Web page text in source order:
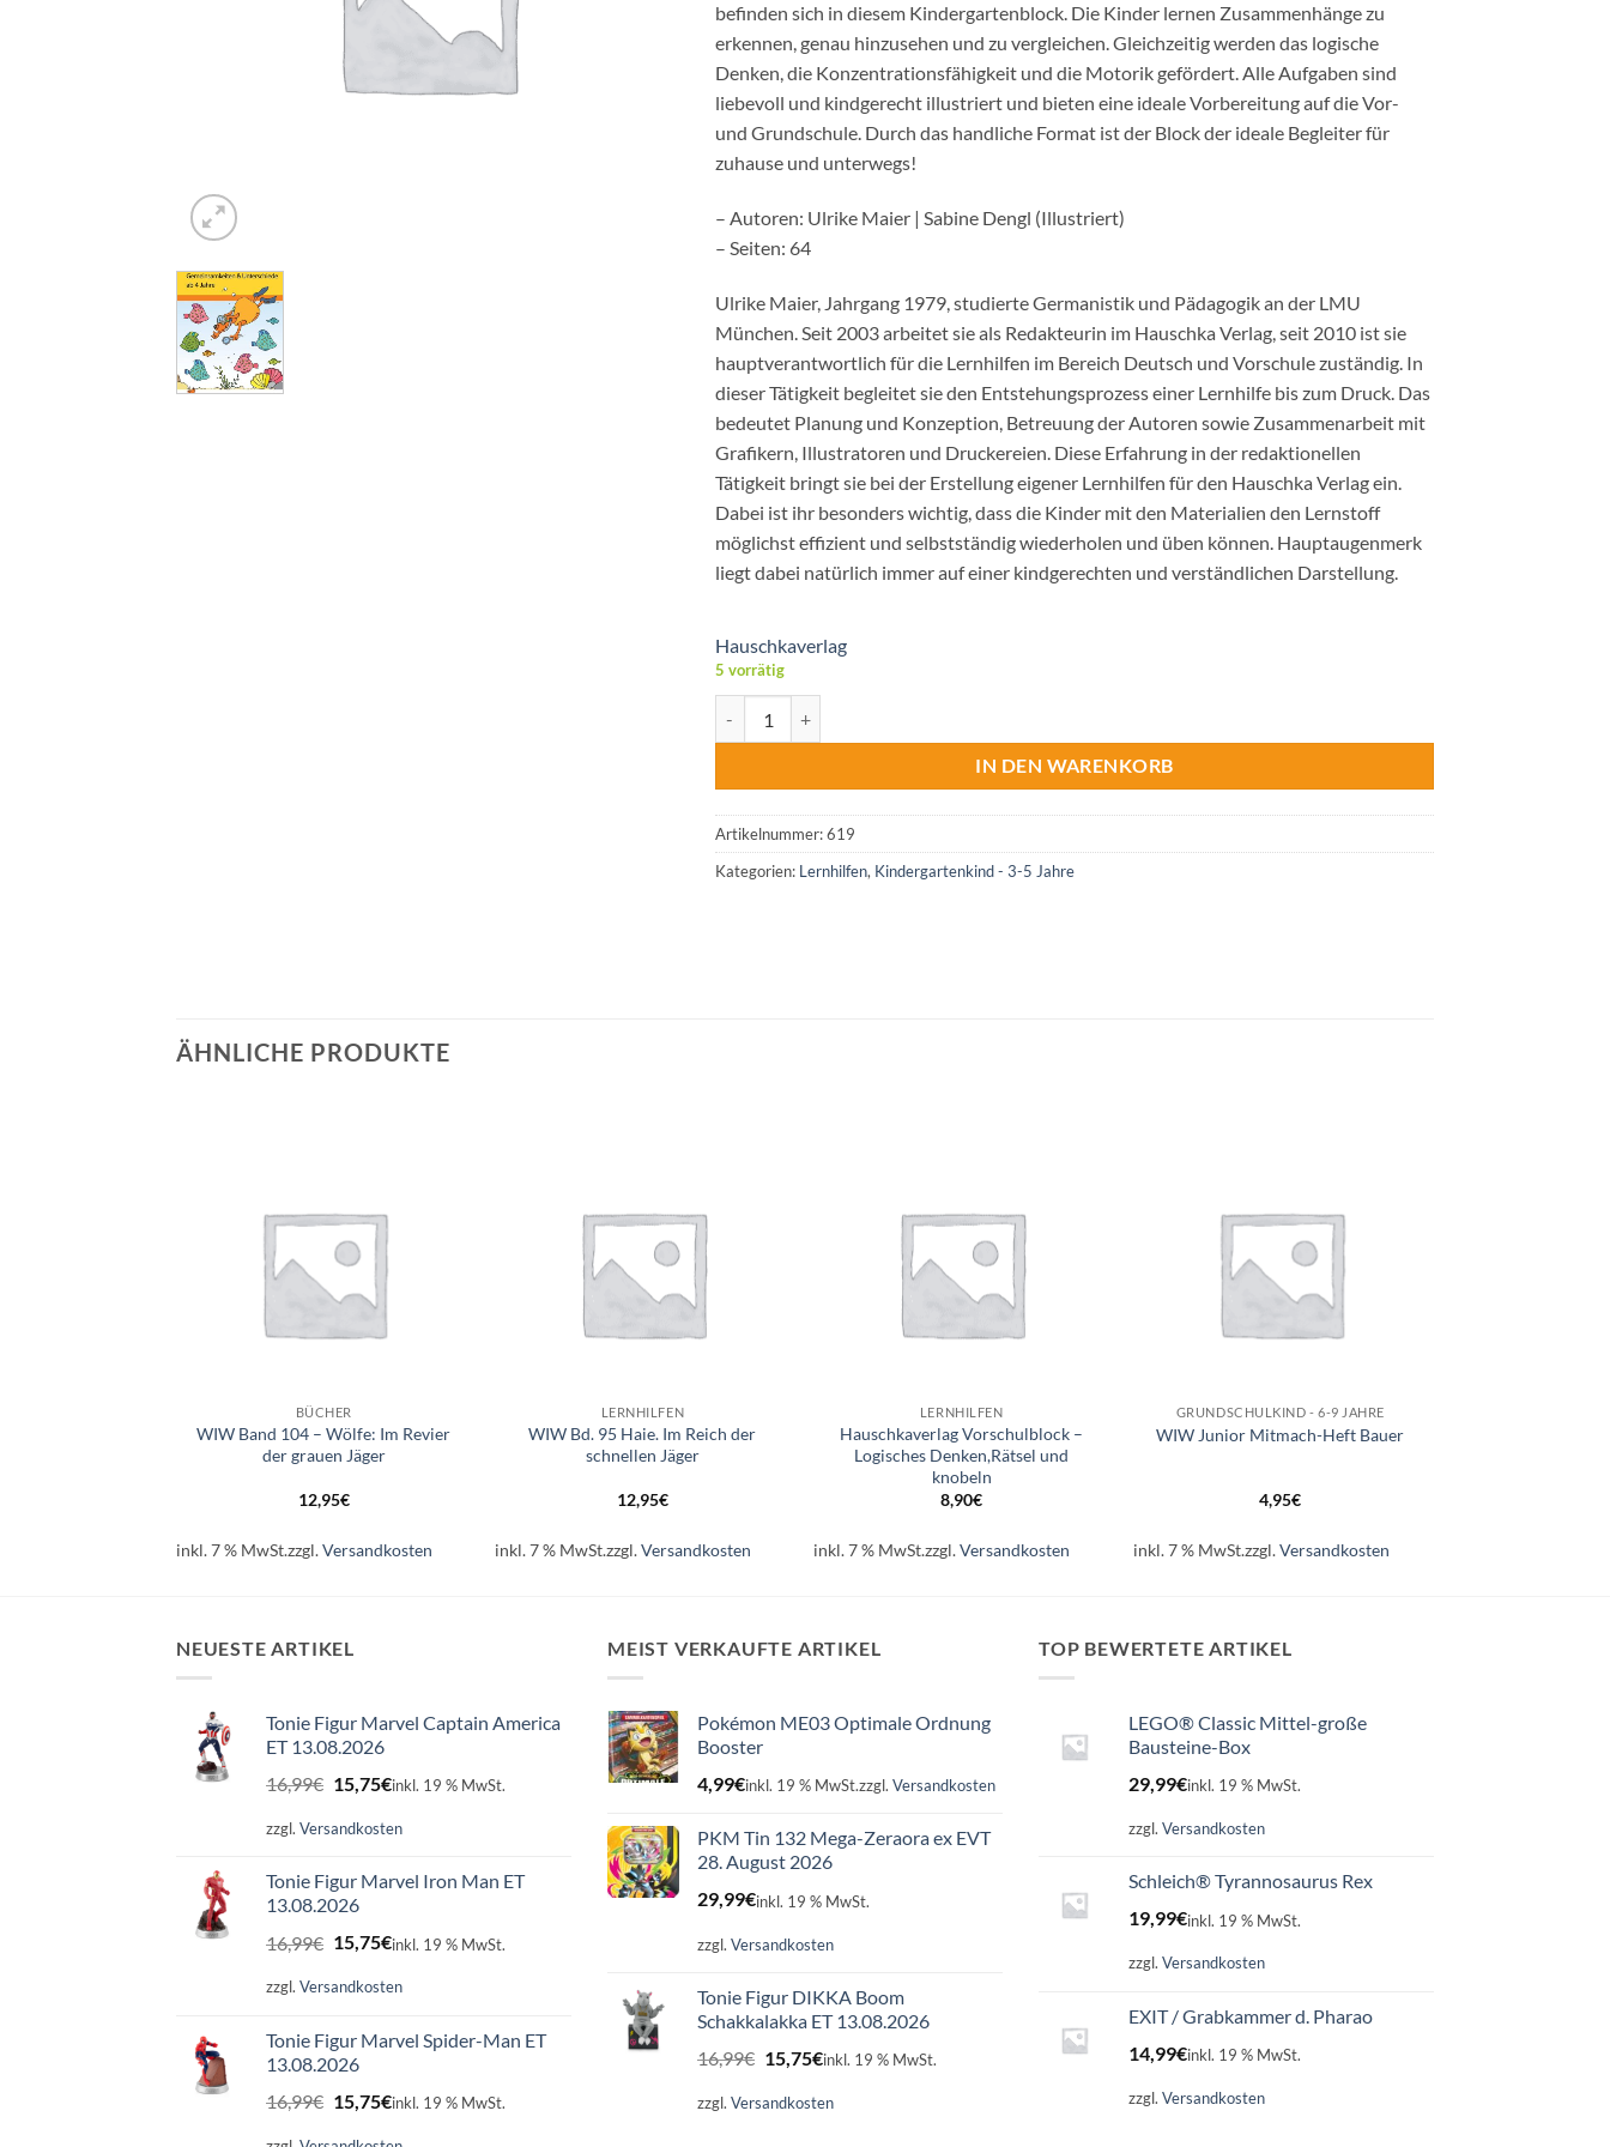
befinden sich in diesem Kindergartenblock. Die Kinder lernen Zusammenhänge zu
erkennen, genau hinzusehen und zu vergleichen. Gleichzeitig werden das logische
Denken, die Konzentrationsfähigkeit und die Motorik gefördert. Alle Aufgaben sind
liebevoll und kindgerecht illustriert und bieten eine ideale Vorbereitung auf die Vor-
und Grundschule. Durch das handliche Format ist der Block der ideale Begleiter für
zuhause und unterwegs!
– Autoren: Ulrike Maier | Sabine Dengl (Illustriert)
– Seiten: 64
Ulrike Maier, Jahrgang 1979, studierte Germanistik und Pädagogik an der LMU
München. Seit 2003 arbeitet sie als Redakteurin im Hauschka Verlag, seit 2010 ist sie
hauptverantwortlich für die Lernhilfen im Bereich Deutsch und Vorschule zuständig. In
dieser Tätigkeit begleitet sie den Entstehungsprozess einer Lernhilfe bis zum Druck. Das
bedeutet Planung und Konzeption, Betreuung der Autoren sowie Zusammenarbeit mit
Grafikern, Illustratoren und Druckereien. Diese Erfahrung in der redaktionellen
Tätigkeit bringt sie bei der Erstellung eigener Lernhilfen für den Hauschka Verlag ein.
Dabei ist ihr besonders wichtig, dass die Kinder mit den Materialien den Lernstoff
möglichst effizient und selbstständig wiederholen und üben können. Hauptaugenmerk
liegt dabei natürlich immer auf einer kindgerechten und verständlichen Darstellung.
Hauschkaverlag
5 vorrätig
IN DEN WARENKORB
Artikelnummer:619
Kategorien: Lernhilfen, Kindergartenkind - 3-5 Jahre
ÄHNLICHE PRODUKTE
BÜCHER
WIW Band 104 – Wölfe: Im Revier
der grauen Jäger
12,95€
inkl. 7 % MwSt.zzgl.Versandkosten
LERNHILFEN
WIW Bd. 95 Haie. Im Reich der
schnellen Jäger
12,95€
inkl. 7 % MwSt.zzgl.Versandkosten
LERNHILFEN
Hauschkaverlag Vorschulblock –
Logisches Denken,Rätsel und
knobeln
8,90€
inkl. 7 % MwSt.zzgl.Versandkosten
GRUNDSCHULKIND - 6-9 JAHRE
WIW Junior Mitmach-Heft Bauer
4,95€
inkl. 7 % MwSt.zzgl.Versandkosten
NEUESTE ARTIKEL
Tonie Figur Marvel Captain America
ET 13.08.2026
16,99€ Ursprünglicher
Preis
war:
15,75€Aktueller
ist:
inkl. 19 % MwSt.
zzgl. Versandkosten
Tonie Figur Marvel Iron Man ET
13.08.2026
16,99€ Ursprünglicher
war:
15,75€Aktueller
ist:
inkl. 19 % MwSt.
zzgl. Versandkosten
Tonie Figur Marvel Spider-Man ET
13.08.2026
16,99€ Ursprünglicher
Preis
15,75€Aktueller
inkl. 19 % MwSt.
MEIST VERKAUFTE ARTIKEL
Pokémon ME03 Optimale Ordnung
Booster
4,99€inkl. 19 % MwSt.zzgl. Versandkosten
PKM Tin 132 Mega-Zeraora ex EVT
28. August 2026
29,99€inkl. 19 % MwSt.
zzgl. Versandkosten
Tonie Figur DIKKA Boom
Schakkalakka ET 13.08.2026
16,99€ Ursprünglicher
Preis
war:
15,75€Aktueller
ist:
inkl. 19 % MwSt.
zzgl. Versandkosten
TOP BEWERTETE ARTIKEL
LEGO® Classic Mittel-große
Bausteine-Box
29,99€inkl. 19 % MwSt.
zzgl. Versandkosten
Schleich® Tyrannosaurus Rex
19,99€inkl. 19 % MwSt.
zzgl. Versandkosten
EXIT / Grabkammer d. Pharao
14,99€inkl. 19 % MwSt.
zzgl. Versandkosten